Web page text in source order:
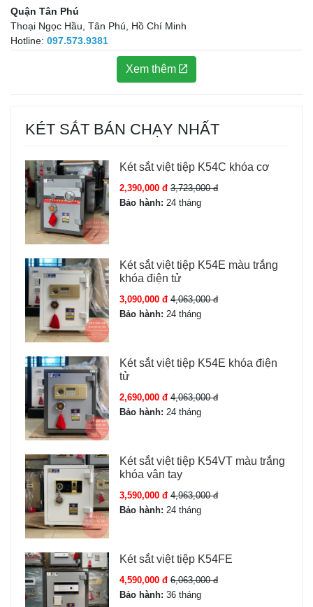
Quận Tân Phú
Thoại Ngọc Hầu, Tân Phú, Hồ Chí Minh
Hotline: 097.573.9381
Xem thêm
KÉT SẮT BÁN CHẠY NHẤT
Két sắt việt tiệp K54C khóa cơ
2,390,000 đ 3,723,000 đ
Bảo hành: 24 tháng
Két sắt việt tiệp K54E màu trắng
khóa điện tử
3,090,000 đ 4,063,000 đ
Bảo hành: 24 tháng
Két sắt việt tiệp K54E khóa điện
tử
2,690,000 đ 4,063,000 đ
Bảo hành: 24 tháng
Két sắt việt tiệp K54VT màu trắng
khóa vân tay
3,590,000 đ 4,963,000 đ
Bảo hành: 24 tháng
Két sắt việt tiệp K54FE
4,590,000 đ 6,063,000 đ
Bảo hành: 36 tháng